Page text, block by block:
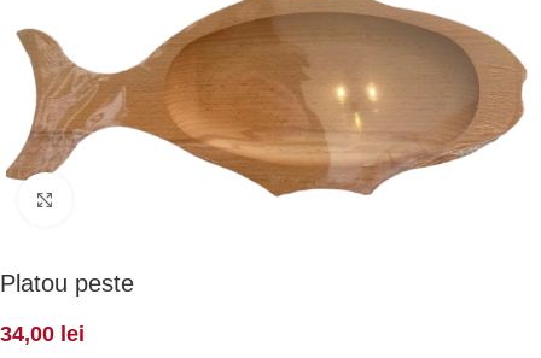
Platou peste
34,00 lei